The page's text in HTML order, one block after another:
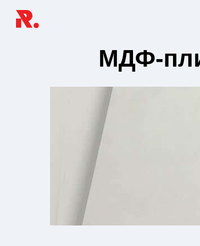
МДФ-